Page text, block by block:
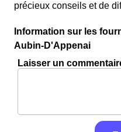
précieux conseils et de
Information sur les
Aubin-D'Appenai
Laisser un